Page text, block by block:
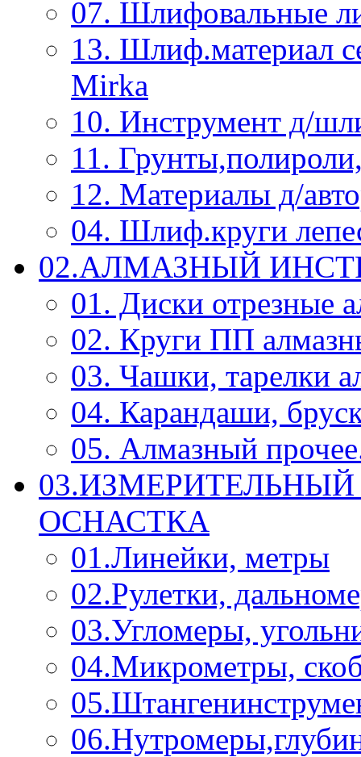
07. Шлифовальные
13. Шлиф.материал
Mirka
10. Инструмент д/
11.
12. Материалы д/
04. Шлиф.круги
02.АЛМАЗНЫЙ
01. Диски отрезные
02. Круги ПП
03. Чашки, тарелки
04. Карандаши,
05. Алмазный
ОСНАСТКА
01.Линейки, метры
02.Рулетки,
03.Угломеры,
04.Микрометры,